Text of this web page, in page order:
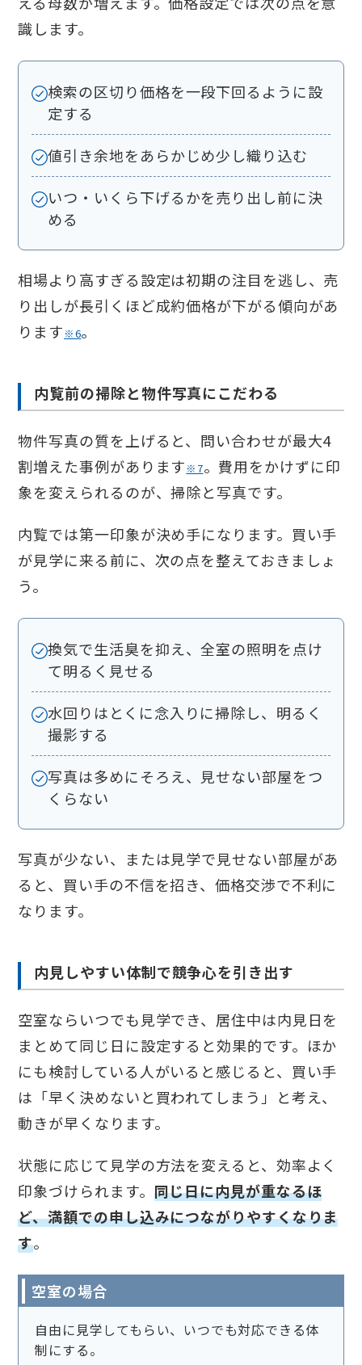
識します。
検索の区切り価格を一段下回るように設
定する
値引き余地をあらかじめ少し織り込む
いつ・いくら下げるかを売り出し前に決
める
相場より高すぎる設定は初期の注目を逃し、売
り出しが長引くほど成約価格が下がる傾向があ
ります※6。
内覧前の掃除と物件写真にこだわる
物件写真の質を上げると、問い合わせが最大4
割増えた事例があります※7。費用をかけずに印
象を変えられるのが、掃除と写真です。
内覧では第一印象が決め手になります。買い手
が見学に来る前に、次の点を整えておきましょ
う。
換気で生活臭を抑え、全室の照明を点け
て明るく見せる
水回りはとくに念入りに掃除し、明るく
撮影する
写真は多めにそろえ、見せない部屋をつ
くらない
写真が少ない、または見学で見せない部屋があ
ると、買い手の不信を招き、価格交渉で不利に
なります。
内見しやすい体制で競争心を引き出す
空室ならいつでも見学でき、居住中は内見日を
まとめて同じ日に設定すると効果的です。ほか
にも検討している人がいると感じると、買い手
は「早く決めないと買われてしまう」と考え、
動きが早くなります。
状態に応じて見学の方法を変えると、効率よく
印象づけられます。 同じ日に内見が重なるほ
ど、満額での申し込みにつながりやすくなりま
す。
空室の場合
自由に見学してもらい、いつでも対応できる体
制にする。